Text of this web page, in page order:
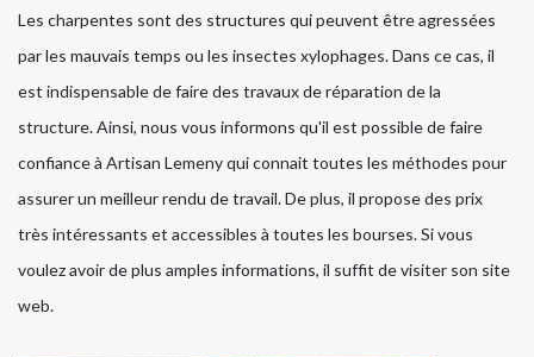
Les charpentes sont des structures qui peuvent être agressées
par les mauvais temps ou les insectes xylophages. Dans ce cas, il
est indispensable de faire des travaux de réparation de la
structure. Ainsi, nous vous informons qu'il est possible de faire
confiance à Artisan Lemeny qui connait toutes les méthodes pour
assurer un meilleur rendu de travail. De plus, il propose des prix
très intéressants et accessibles à toutes les bourses. Si vous
voulez avoir de plus amples informations, il suffit de visiter son site
web.